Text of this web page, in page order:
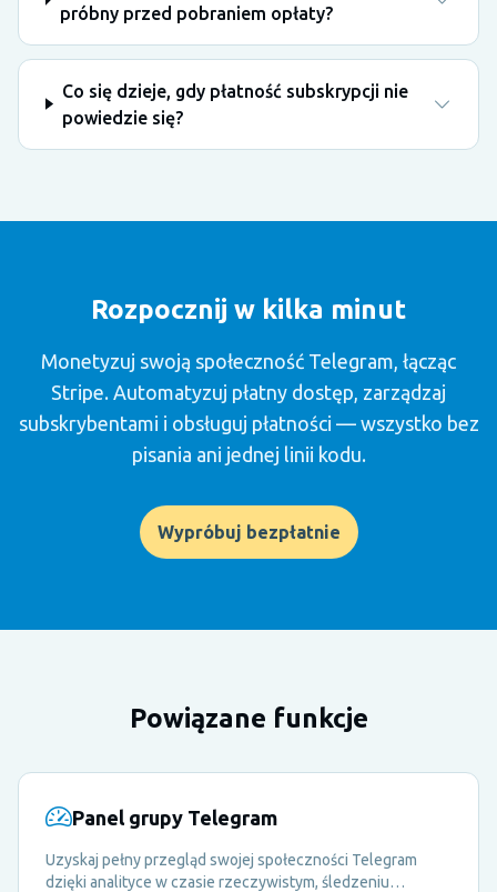
próbny przed pobraniem opłaty?
Co się dzieje, gdy płatność subskrypcji nie
powiedzie się?
Rozpocznij w kilka minut
Monetyzuj swoją społeczność Telegram, łącząc
Stripe. Automatyzuj płatny dostęp, zarządzaj
subskrybentami i obsługuj płatności — wszystko bez
pisania ani jednej linii kodu.
Wypróbuj bezpłatnie
Powiązane funkcje
Panel grupy Telegram
Uzyskaj pełny przegląd swojej społeczności Telegram
dzięki analityce w czasie rzeczywistym, śledzeniu